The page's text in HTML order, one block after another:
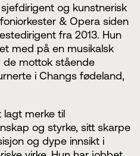
og kunstnerisk
& Opera siden
fra 2013. Hun
med på en musikalsk
de mottok stående
i Changs fødeland,
lagt merke til
og styrke, sitt skarpe
og dype innsikt i